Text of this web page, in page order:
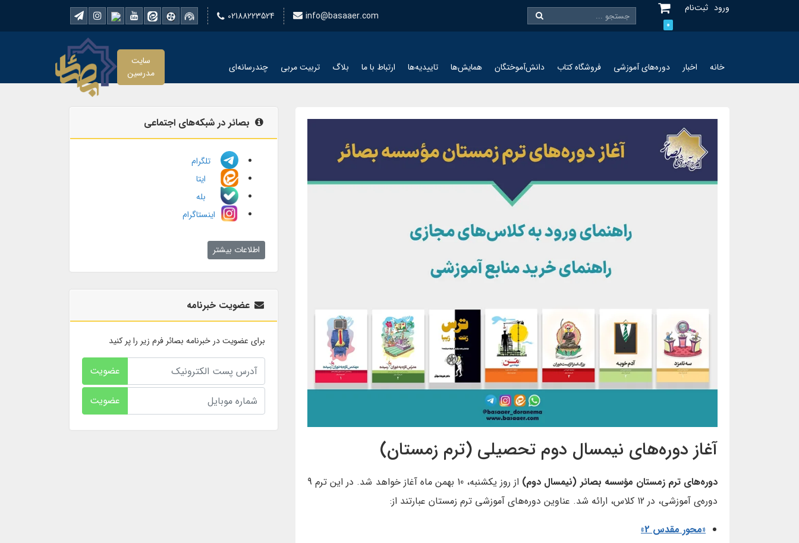
ورود ثبت‌نام
0
02188223524 info@basaaer.com
خانه اخبار دوره‌های آموزشی فروشگاه کتاب دانش‌آموختگان همایش‌ها تاییدیه‌ها ارتباط با ما بلاگ تربیت مربی چندرسانه‌ای
سایت
مدرسین
آغاز دوره‌های نیمسال دوم تحصیلی (ترم زمستان)
دوره‌های ترم زمستان مؤسسه بصائر (نیمسال دوم)
از روز یکشنبه، 10 بهمن ماه آغاز خواهد شد. در این ترم 9
دوره‌ی آموزشی، در 12 کلاس، ارائه شد. عناوین دوره‌های آموزشی ترم زمستان عبارتند از:
«محور مقدس 2»
بصائر در شبکه‌های اجتماعی
تلگرام
ایتا
بله
اینستاگرام
اطلاعات بیشتر
عضویت خبرنامه
برای عضویت در خبرنامه بصائر فرم زیر را پر کنید
عضویت
عضویت